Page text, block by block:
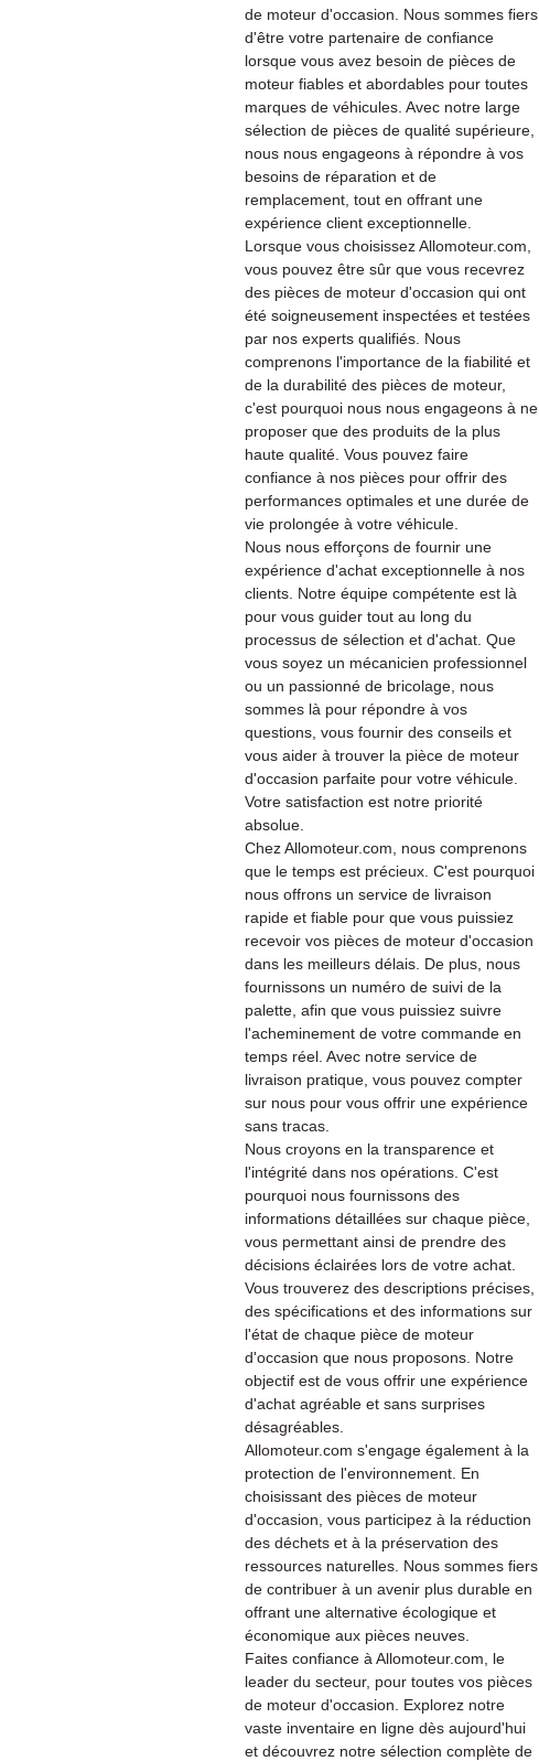
de moteur d'occasion. Nous sommes fiers
d'être votre partenaire de confiance
lorsque vous avez besoin de pièces de
moteur fiables et abordables pour toutes
marques de véhicules. Avec notre large
sélection de pièces de qualité supérieure,
nous nous engageons à répondre à vos
besoins de réparation et de
remplacement, tout en offrant une
expérience client exceptionnelle.
Lorsque vous choisissez Allomoteur.com,
vous pouvez être sûr que vous recevrez
des pièces de moteur d'occasion qui ont
été soigneusement inspectées et testées
par nos experts qualifiés. Nous
comprenons l'importance de la fiabilité et
de la durabilité des pièces de moteur,
c'est pourquoi nous nous engageons à ne
proposer que des produits de la plus
haute qualité. Vous pouvez faire
confiance à nos pièces pour offrir des
performances optimales et une durée de
vie prolongée à votre véhicule.
Nous nous efforçons de fournir une
expérience d'achat exceptionnelle à nos
clients. Notre équipe compétente est là
pour vous guider tout au long du
processus de sélection et d'achat. Que
vous soyez un mécanicien professionnel
ou un passionné de bricolage, nous
sommes là pour répondre à vos
questions, vous fournir des conseils et
vous aider à trouver la pièce de moteur
d'occasion parfaite pour votre véhicule.
Votre satisfaction est notre priorité
absolue.
Chez Allomoteur.com, nous comprenons
que le temps est précieux. C'est pourquoi
nous offrons un service de livraison
rapide et fiable pour que vous puissiez
recevoir vos pièces de moteur d'occasion
dans les meilleurs délais. De plus, nous
fournissons un numéro de suivi de la
palette, afin que vous puissiez suivre
l'acheminement de votre commande en
temps réel. Avec notre service de
livraison pratique, vous pouvez compter
sur nous pour vous offrir une expérience
sans tracas.
Nous croyons en la transparence et
l'intégrité dans nos opérations. C'est
pourquoi nous fournissons des
informations détaillées sur chaque pièce,
vous permettant ainsi de prendre des
décisions éclairées lors de votre achat.
Vous trouverez des descriptions précises,
des spécifications et des informations sur
l'état de chaque pièce de moteur
d'occasion que nous proposons. Notre
objectif est de vous offrir une expérience
d'achat agréable et sans surprises
désagréables.
Allomoteur.com s'engage également à la
protection de l'environnement. En
choisissant des pièces de moteur
d'occasion, vous participez à la réduction
des déchets et à la préservation des
ressources naturelles. Nous sommes fiers
de contribuer à un avenir plus durable en
offrant une alternative écologique et
économique aux pièces neuves.
Faites confiance à Allomoteur.com, le
leader du secteur, pour toutes vos pièces
de moteur d'occasion. Explorez notre
vaste inventaire en ligne dès aujourd'hui
et découvrez notre sélection complète de